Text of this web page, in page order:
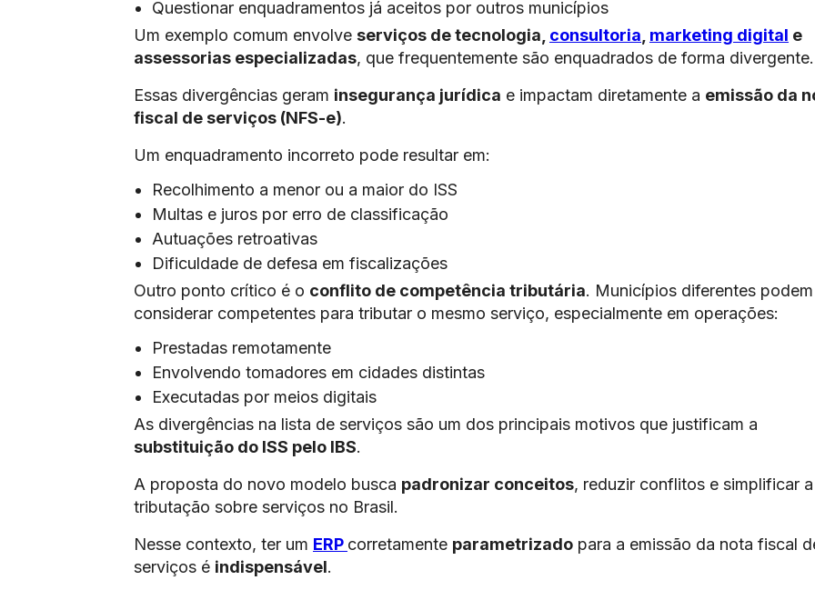
Questionar enquadramentos já aceitos por outros municípios
Um exemplo comum envolve serviços de tecnologia, consultoria marketing digital e
assessorias especializadas, que frequentemente são enquadrados de forma divergente.
Essas divergências geram insegurança jurídica e impactam diretamente a emissão da
fiscal de serviços (NFS-e).
Um enquadramento incorreto pode resultar em:
Recolhimento a menor ou a maior do ISS
Multas e juros por erro de classificação
Autuações retroativas
Dificuldade de defesa em fiscalizações
Outro ponto crítico é o conflito de competência tributária. Municípios diferentes
considerar competentes para tributar o mesmo serviço, especialmente em operações:
Prestadas remotamente
Envolvendo tomadores em cidades distintas
Executadas por meios digitais
As divergências na lista de serviços são um dos principais motivos que justificam a
substituição do ISS pelo IBS.
A proposta do novo modelo busca padronizar conceitos, reduzir conflitos e simplificar a
tributação sobre serviços no Brasil.
Nesse contexto, ter um ERP corretamente parametrizado para a emissão da nota fiscal
serviços é indispensável.